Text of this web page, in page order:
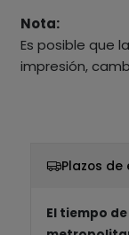
Nota:
Es posible que
impresión,
Plazos de
El tiempo